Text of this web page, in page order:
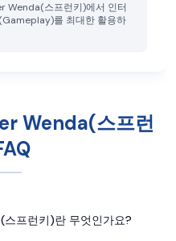
Wenda(스프런키)에서 인터
를 최대한 활용하
Wenda(스프런
프런키)란 무엇인가요?